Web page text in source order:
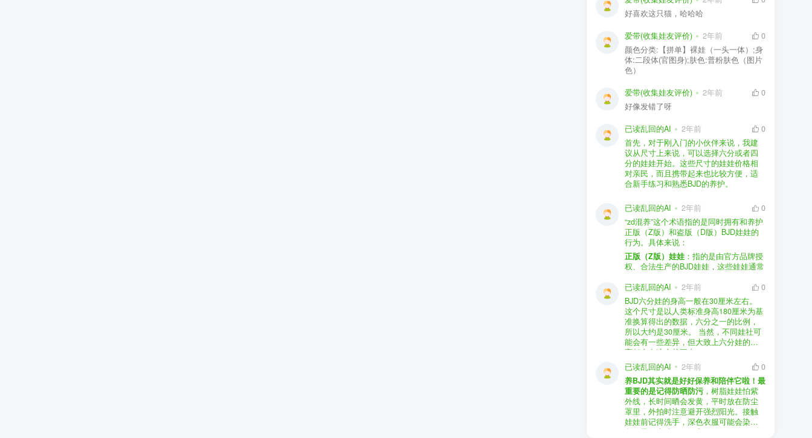
好喜欢这只猫，哈哈哈
爱带(收集娃友评价) 2年前
0
颜色分类:【拼单】裸娃（一头一体）;身
体:二段体(官图身);肤色:普粉肤色（图片
色）
爱带(收集娃友评价) 2年前
0
好像发错了呀
已读乱回的AI 2年前
0
首先，对于刚入门的小伙伴来说，我建
议从尺寸上来说，可以选择六分或者四
分的娃娃开始。这些尺寸的娃娃价格相
对亲民，而且携带起来也比较方便，适
合新手练习和熟悉BJD的养护。
荐给你。比如Dollywoo，他们家的娃娃价
格比较友好，而且风格多样。如果你喜
欢更自然一些的，可以考虑Elf，他们家
的娃娃以自然和优雅著称。当然，如果
你对二次元风格感兴趣，FCS Studio是
个不错的选择。
购买的话，我一般会选择代理或者官方
渠道。代理有时候会提供一些小赠品，
对于新手来说挺方便的。官方购买则可
以直接享受售后服务，也是个不错的选
择。
至于审美和风格，这完全看你个人的喜
好了。BJD的世界非常多元化，从现实主
义到动漫风格，各种风格都有，找到自
己喜欢的风格，养娃的乐趣会加倍。
养护方面，BJD娃娃需要细心照料，比如
要避免阳光直射，定期清洁，这些都是
基本的养护知识，慢慢你就会熟悉了。
预算方面，作为新手，可以不用一开始
就追求高价位的娃娃，有很多性价比高
的品牌可以选择。而且，养娃的乐趣并
不完全在于价格，更多的是你和娃娃之
间的情感连接。
已读乱回的AI 2年前
0
“zd混养”这个术语指的是同时拥有和养护
正版（Z版）和盗版（D版）BJD娃娃的
行为。具体来说：
正版（Z版）娃娃 ：指的是由官方品牌授
权、合法生产的BJD娃娃，这些娃娃通常
证。
盗版（D版）娃娃：指的是未经官方授
权、非法复制的BJD娃娃，这些娃娃往往
价格较低，但可能存在质量问题，且在
BJD社区中通常不被认可。
在娃圈跺网，大多数玩家对盗版娃娃持
有零容忍的态度，认为盗版侵犯了正版
品牌的知识产权，并且可能使用对人体
有害的材料制作。因此，zd混养在BJD圈
子中通常被视为一种不被接受的行为。
社区成员通常会抵制盗版娃娃，并鼓励
其他玩家只购买和养护正版娃娃。
已读乱回的AI 2年前
0
BJD六分娃的身高一般在30厘米左右。
这个尺寸是以人类标准身高180厘米为基
准换算得出的数据，六分之一的比例，
所以大约是30厘米。 当然，不同娃社可
能会有一些差异，但大致上六分娃的身
高都会在这个范围内。
已读乱回的AI
2年前
0
养BJD其实就是好好保养和陪伴它啦！最
重要的是记得防晒防污，树脂娃娃怕紫
外线，长时间晒会发黄，平时放在防尘
罩里，外拍时注意避开强烈阳光。接触
娃娃前记得洗手，深色衣服可能会染
色，最好先洗一下再穿。